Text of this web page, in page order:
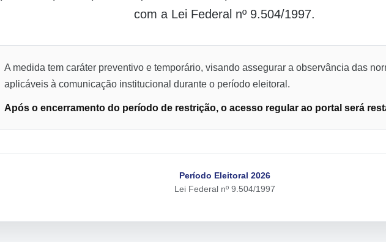
com a Lei Federal nº 9.504/1997.
A medida tem caráter preventivo e temporário, visando assegurar a observância das
aplicáveis à comunicação institucional durante o período eleitoral.
Após o encerramento do período de restrição, o acesso regular ao portal será
Período Eleitoral 2026
Lei Federal nº 9.504/1997